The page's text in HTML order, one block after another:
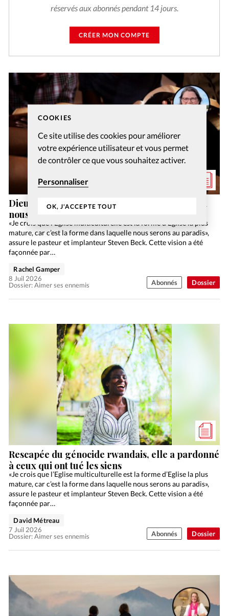
COOKIES
Ce site utilise des cookies pour améliorer
votre expérience utilisateur et vous permet
de contrôler ce que vous souhaitez activer.
Personnaliser
OK, J'ACCEPTE TOUT
réservés aux abonnés pendant 14 jours.
CRÉER MON COMPTE
Dossier
Dieu a-t-il vraiment dit de prier pour ceux qui
nous maltraitent?
«Je crois que l’Eglise multiculturelle est la forme d’Eglise la plus
mature, car c’est la forme dans laquelle nous serons au paradis»,
assure le pasteur et implanteur Steven Beck. Cette vision a été
façonnée par…
Dossier: Aimer ses ennemis
Rachel Gamper
8 Juil 2026
Abonnés
Dossier
Rescapée du génocide rwandais, elle a pardonné
à ceux qui ont tué les siens
«Je crois que l’Eglise multiculturelle est la forme d’Eglise la plus
mature, car c’est la forme dans laquelle nous serons au paradis»,
assure le pasteur et implanteur Steven Beck. Cette vision a été
façonnée par…
Dossier: Aimer ses ennemis
David Métreau
7 Juil 2026
Abonnés